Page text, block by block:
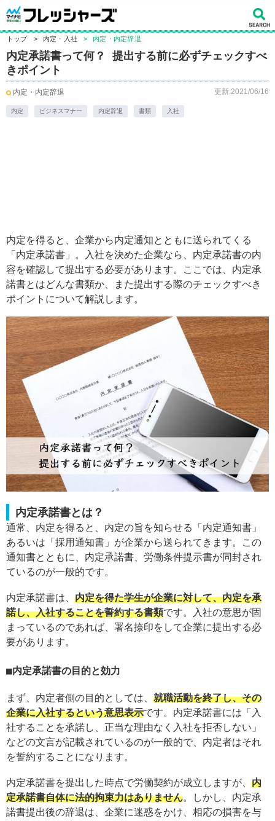
トップ > 内定・入社 > 内定・内定辞退
内定承諾書って何？ 提出する前に必ずチェックすべ
きポイント
内定・内定辞退 更新:2021/06/16
内定 ビジネスマナー 内定辞退 書類 入社
内定を得ると、企業から内定通知とともに送られてくる
「内定承諾書」。入社を決めた企業なら、内定承諾書の内
容を確認して提出する必要があります。ここでは、内定承
諾書とはどんな書類か、また提出する際のチェックすべき
ポイントについて解説します。
内定承諾書とは？
通常、内定を得ると、内定の旨を知らせる「内定通知書」
あるいは「採用通知書」が企業から送られてきます。この
通知書とともに、内定承諾書、労働条件提示書が同封され
ているのが一般的です。
内定承諾書は、 内定を得た学生が企業に対して、内定を承
諾し、入社することを誓約する書類です。入社の意思が固
まっているのであれば、署名捺印をして企業に提出する必
要があります。
内定承諾書の目的と効力
まず、内定者側の目的としては、 就職活動を終了し、その
企業に入社するという意思表示です。内定承諾書には「入
社することを承諾し、正当な理由なく入社を拒否しない」
などの文言が記載されているのが一般的で、内定者はそれ
を誓約することになります。
内定承諾書を提出した時点で労働契約が成立しますが、 内
定承諾書自体に法的拘束力はありません。しかし、内定承
諾書提出後の辞退は、企業に迷惑をかけ、相応の損害を与